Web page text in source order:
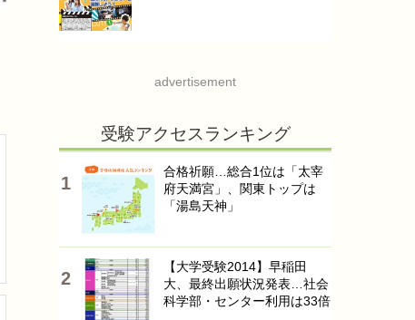
advertisement
受験アクセスランキング
合格祈願…総合1位は「太宰
府天満宮」、関東トップは
「湯島天神」
【大学受験2014】早稲田
大、最終出願状況発表…社会
科学部・センター利用は33倍